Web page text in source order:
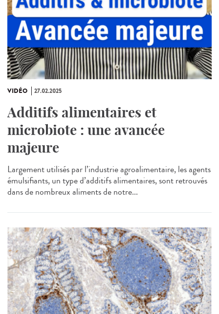
VIDÉO 27.02.2025
Additifs alimentaires et
microbiote : une avancée
majeure
Largement utilisés par l’industrie agroalimentaire, les agents
émulsifiants, un type d’additifs alimentaires, sont retrouvés
dans de nombreux aliments de notre...